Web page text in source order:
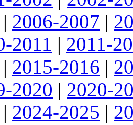
| 2006-2007 |
2011 | 2011-
| 2015-2016 |
2020 | 2020-
| 2024-2025 |